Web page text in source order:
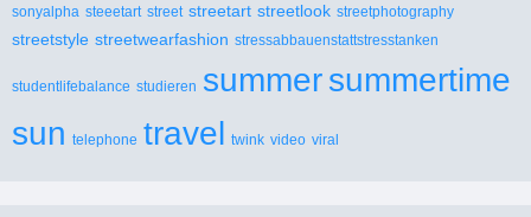
sonyalpha steeetart street streetart streetlook streetphotography
streetstyle streetwearfashion stressabbauenstattstresstanken
studentlifebalance studieren summersummertime
sun telephone travel twink video viral